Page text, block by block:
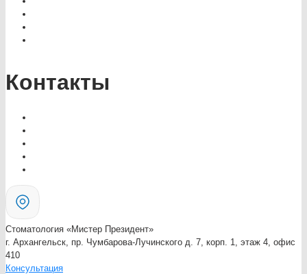
Контакты
Стоматология «Мистер Президент»
г. Архангельск, пр. Чумбарова-Лучинского д. 7, корп. 1, этаж 4, офис
410
Консультация